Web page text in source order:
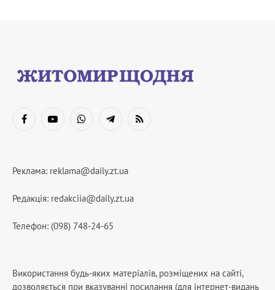
FacebookYouTubeWhatsAppTelegramRSS
Реклама: reklama@daily.zt.ua
Редакція: redakciia@daily.zt.ua
Телефон: (098) 748-24-65
Використання будь-яких матеріалів, розміщених на сайті,
дозволяється при вказуванні посилання (для інтернет-видань